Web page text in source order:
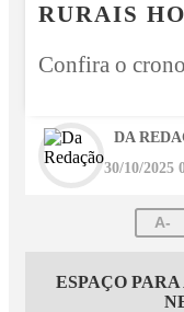
RURAIS
Confira o
DA
30/10/2025
A-
ESPAÇO